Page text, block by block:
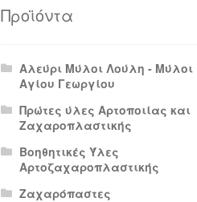
Πολιτική Απορρήτου
Προϊόντα
Αλεύρι Μύλοι Λούλη - Μύλοι
Αγίου Γεωργίου
Πρώτες ύλες Αρτοποιίας και
Ζαχαροπλαστικής
Βοηθητικές Ύλες
Αρτοζαχαροπλαστικής
Ζαχαρόπαστες